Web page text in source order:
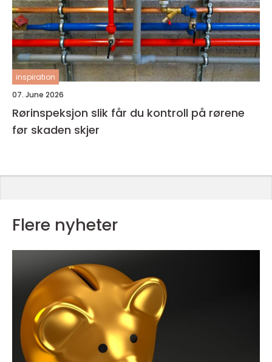
inspiration
07. June 2026
Rørinspeksjon slik får du kontroll på rørene
før skaden skjer
Flere nyheter